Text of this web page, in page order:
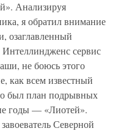
Анализируя
я обратил внимание
озаглавленный
сервис
не боюсь этого
как всем известный
был план подрывных
годы — «Лиотей».
Северной